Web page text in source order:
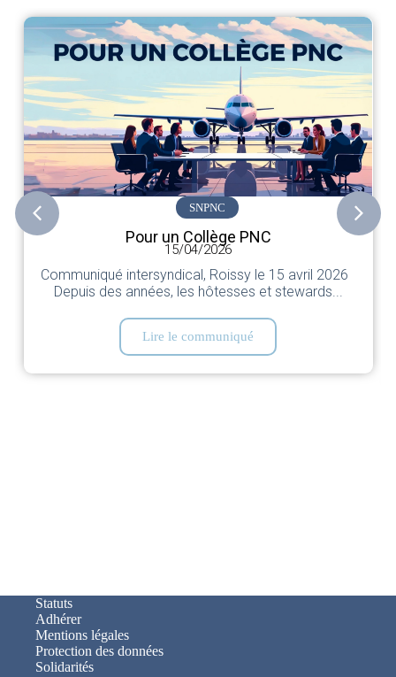
SNPNC
Pour un Collège PNC
15/04/2026
Communiqué intersyndical, Roissy le 15 avril 2026
Depuis des années, les hôtesses et stewards...
Lire le communiqué
Statuts
Adhérer
Mentions légales
Protection des données
Solidarités